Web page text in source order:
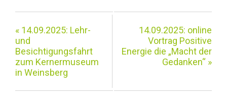
« 14.09.2025: Lehr-
und
Besichtigungsfahrt
zum Kernermuseum
in Weinsberg
14.09.2025: online
Vortrag Positive
Energie die „Macht der
Gedanken“ »